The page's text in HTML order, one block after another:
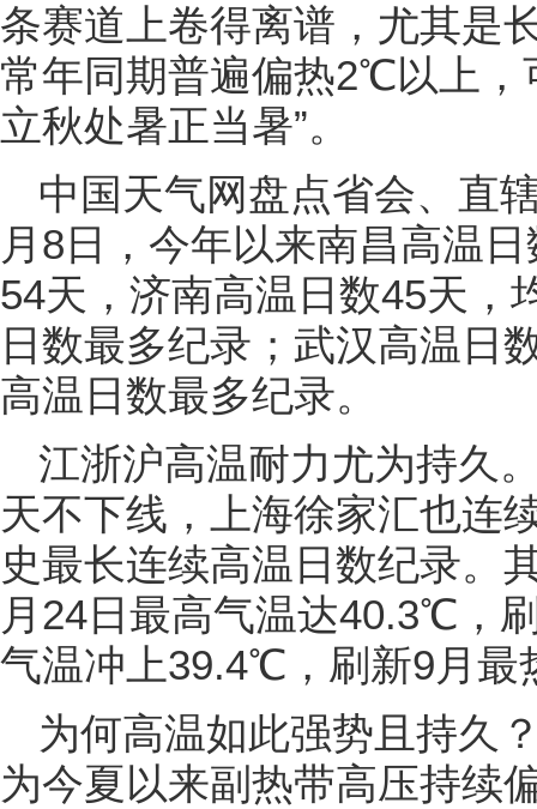
条赛道上卷得离谱，尤其是
常年同期普遍偏热2℃以上，
立秋处暑正当暑”。
中国天气网盘点省会、直
月8日，今年以来南昌高温
54天，济南高温日数45天，
日数最多纪录；武汉高温日
高温日数最多纪录。
江浙沪高温耐力尤为持久
天不下线，上海徐家汇也连
史最长连续高温日数纪录。
月24日最高气温达40.3℃，
气温冲上39.4℃，刷新9月最
为何高温如此强势且持久
为今夏以来副热带高压持续